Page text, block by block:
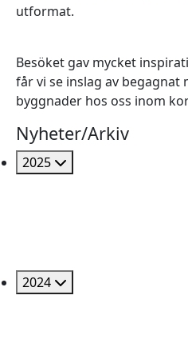
utformat.
Besöket gav mycket
får vi se inslag av begagnat
byggnader hos oss inom
Nyheter/Arkiv
2025
2024